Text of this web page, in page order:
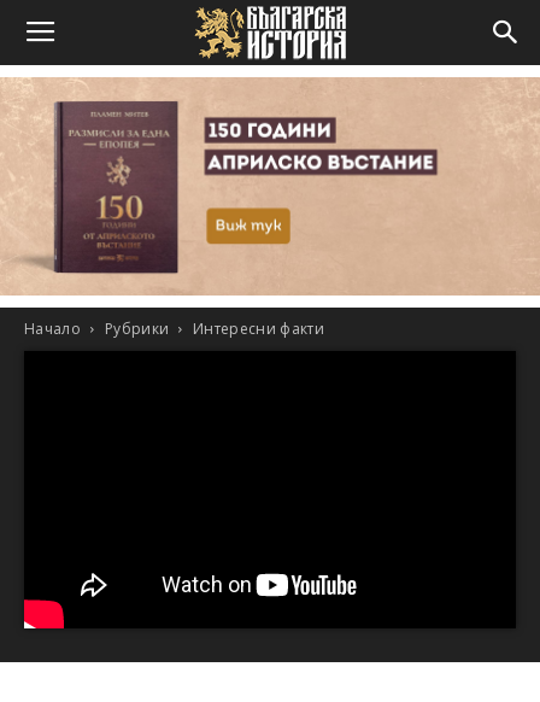
Начало Рубрики Интересни факти